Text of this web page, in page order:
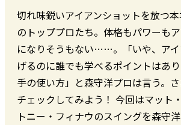
切れ味鋭いアイアンショットを放つ
のトッププロたち。体格もパワーも
になりそうもない……。「いや、アイ
げるのに誰でも学べるポイントはあ
手の使い方」と森守洋プロは言う。
チェックしてみよう！ 今回はマット
トニー・フィナウのスイングを森守